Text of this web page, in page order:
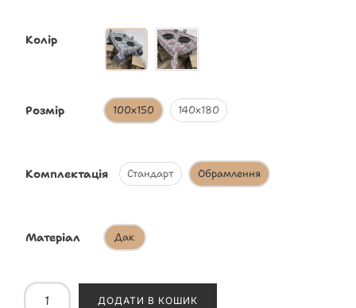
Колір
Розмір 100х150 140х180
Комплектація Стандарт Обрамлення
Матеріал Дак
ДОДАТИ В КОШИК